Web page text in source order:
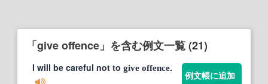
「give offence」を含む例文一覧 (21)
I will be careful not to give offence.
例文帳に追加